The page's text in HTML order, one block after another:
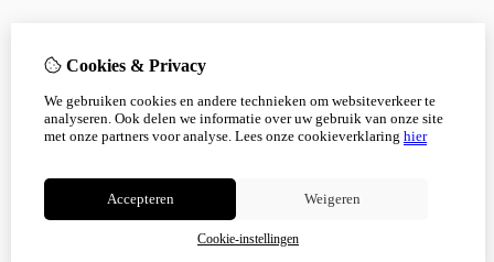
Cookies & Privacy
We gebruiken cookies en andere technieken om websiteverkeer te
analyseren. Ook delen we informatie over uw gebruik van onze site
met onze partners voor analyse. Lees onze cookieverklaring hier
Accepteren Weigeren
Cookie-instellingen